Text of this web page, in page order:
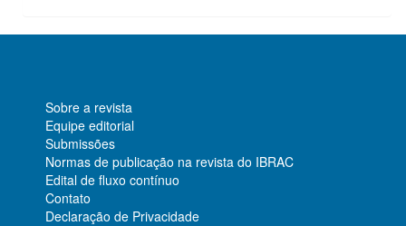
Sobre a revista
Equipe editorial
Submissões
Normas de publicação na revista do IBRAC
Edital de fluxo contínuo
Contato
Declaração de Privacidade